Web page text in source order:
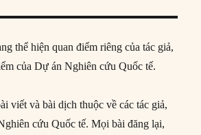
thể hiện quan điểm riêng của tác giả,
của Dự án Nghiên cứu Quốc tế.
viết và bài dịch thuộc về các tác giả,
cứu Quốc tế. Mọi bài đăng lại,